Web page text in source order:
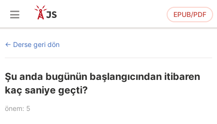
EPUB/PDF
Derse geri dön
Şu anda bugünün başlangıcından itibaren
kaç saniye geçti?
önem: 5